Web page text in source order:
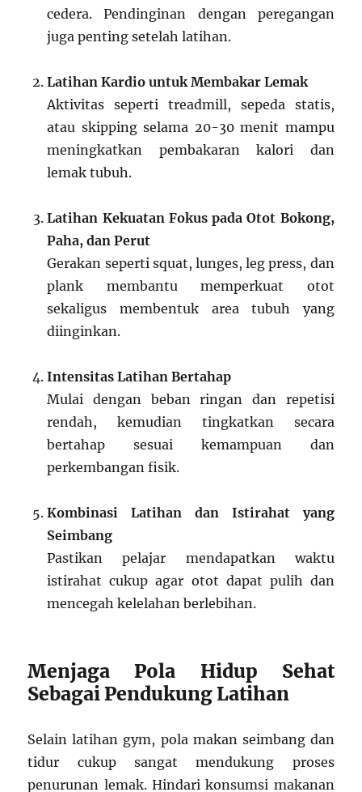
cedera. Pendinginan dengan peregangan
juga penting setelah latihan.
Latihan Kardio untuk Membakar Lemak
Aktivitas seperti treadmill, sepeda statis,
atau skipping selama 20-30 menit mampu
meningkatkan pembakaran kalori dan
lemak tubuh.
Latihan Kekuatan Fokus pada Otot Bokong,
Paha, dan Perut
Gerakan seperti squat, lunges, leg press, dan
plank membantu memperkuat otot
sekaligus membentuk area tubuh yang
diinginkan.
Intensitas Latihan Bertahap
Mulai dengan beban ringan dan repetisi
rendah, kemudian tingkatkan secara
bertahap sesuai kemampuan dan
perkembangan fisik.
Kombinasi Latihan dan Istirahat yang
Seimbang
Pastikan pelajar mendapatkan waktu
istirahat cukup agar otot dapat pulih dan
mencegah kelelahan berlebihan.
Menjaga Pola Hidup Sehat
Sebagai Pendukung Latihan
Selain latihan gym, pola makan seimbang dan
tidur cukup sangat mendukung proses
penurunan lemak. Hindari konsumsi makanan